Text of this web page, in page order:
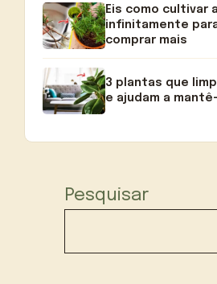
Eis como cultivar
infinitamente
comprar mais
3 plantas que
e ajudam a
Pesquisar